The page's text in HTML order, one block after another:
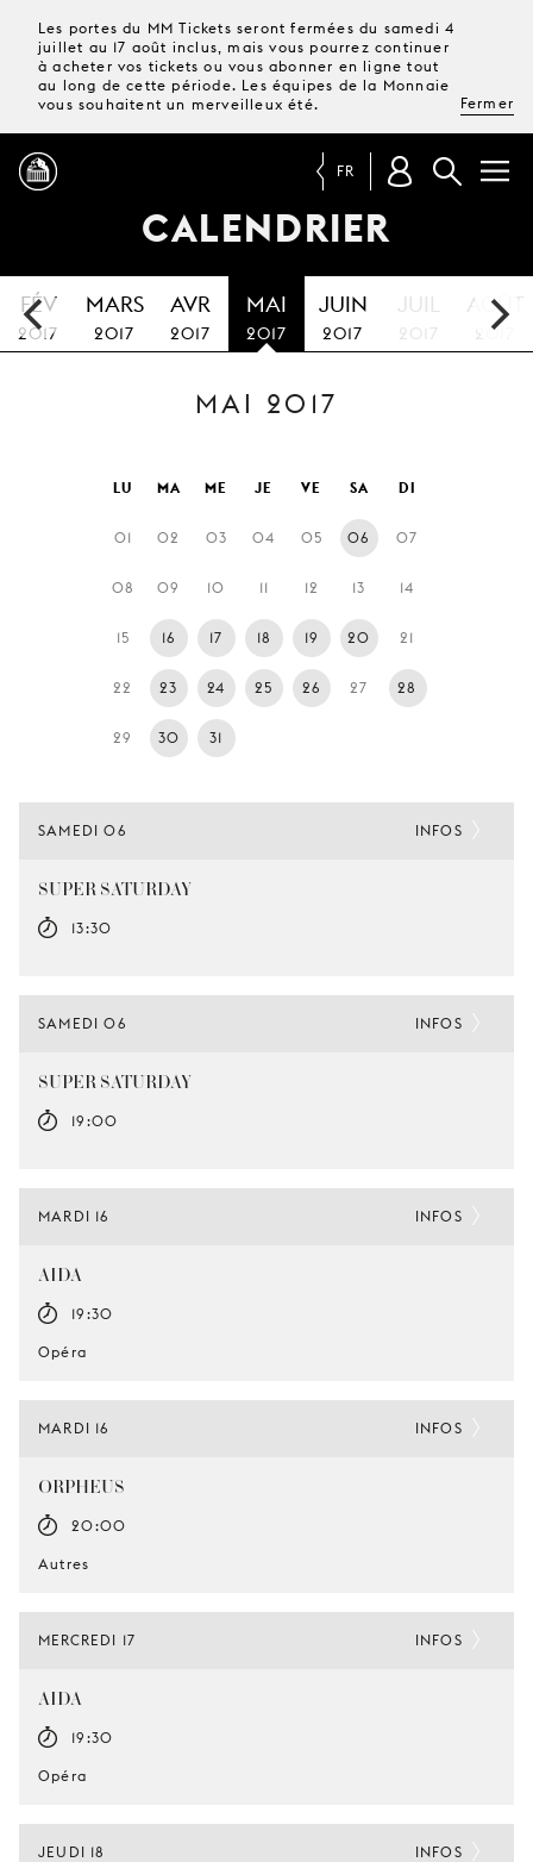
Les portes du MM Tickets seront fermées du samedi 4
juillet au 17 août inclus, mais vous pourrez continuer
à acheter vos tickets ou vous abonner en ligne tout
au long de cette période. Les équipes de la Monnaie
vous souhaitent un merveilleux été.
Fermer
PROGRAMME
MAGAZINE
TICKETS &
ABONNEMENTS
VISITE
LA
MONNAIE
NOUS
FR
CALENDRIER
FÉV
2017
MARS
2017
AVR
2017
MAI
2017
JUIN
2017
JUIL
2017
AOÛT
2017
MAI 2017
LU MA ME JE VE SA DI
01 02 03 04 05 06 07
08 09 10 11 12 13 14
15 16 17 18 19 20 21
22 23 24 25 26 27 28
29 30 31
SAMEDI 06
SUPER SATURDAY
13:30
INFOS
SAMEDI 06
SUPER SATURDAY
19:00
INFOS
MARDI 16
AIDA
19:30
Opéra
INFOS
MARDI 16
ORPHEUS
20:00
Autres
INFOS
MERCREDI 17
AIDA
19:30
Opéra
INFOS
JEUDI 18 INFOS